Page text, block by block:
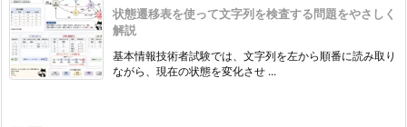
状態遷移表を使って文字列を検査する問題をやさしく
解説
基本情報技術者試験では、文字列を左から順番に読み取り
ながら、現在の状態を変化させ ...